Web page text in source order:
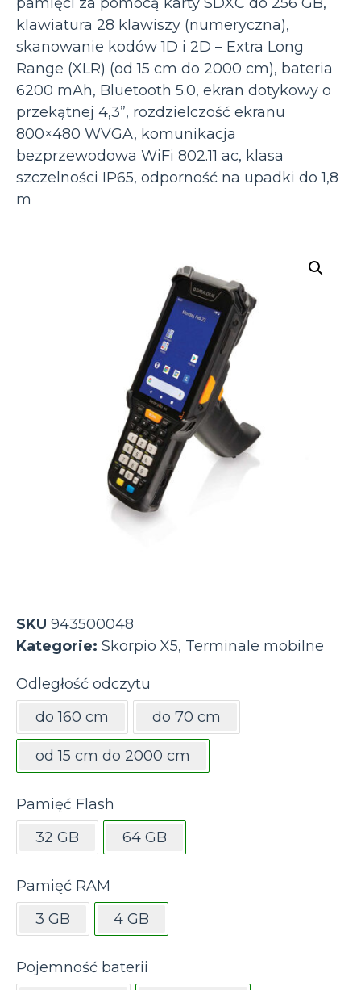
klawiatura 28 klawiszy (numeryczna),
skanowanie kodów 1D i 2D – Extra Long
Range (XLR) (od 15 cm do 2000 cm), bateria
6200 mAh, Bluetooth 5.0, ekran dotykowy o
przekątnej 4,3”, rozdzielczość ekranu
800×480 WVGA, komunikacja
bezprzewodowa WiFi 802.11 ac, klasa
szczelności IP65, odporność na upadki do 1,8
m
SKU 943500048
Kategorie: Skorpio X5, Terminale mobilne
Odległość odczytu
do 160 cm
do 70 cm
od 15 cm do 2000 cm
Pamięć Flash
32 GB
64 GB
Pamięć RAM
3 GB
4 GB
Pojemność baterii